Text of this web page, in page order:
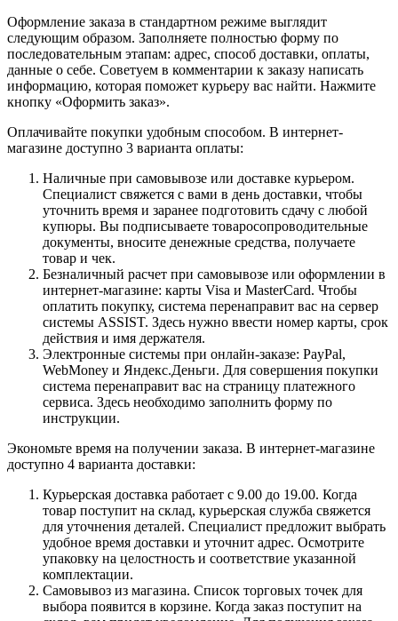
Оформление заказа в стандартном режиме выглядит
следующим образом. Заполняете полностью форму по
последовательным этапам: адрес, способ доставки, оплаты,
данные о себе. Советуем в комментарии к заказу написать
информацию, которая поможет курьеру вас найти. Нажмите
кнопку «Оформить заказ».
Оплачивайте покупки удобным способом. В интернет-
магазине доступно 3 варианта оплаты:
Наличные при самовывозе или доставке курьером.
Специалист свяжется с вами в день доставки, чтобы
уточнить время и заранее подготовить сдачу с любой
купюры. Вы подписываете товаросопроводительные
документы, вносите денежные средства, получаете
товар и чек.
Безналичный расчет при самовывозе или оформлении в
интернет-магазине: карты Visa и MasterCard. Чтобы
оплатить покупку, система перенаправит вас на сервер
системы ASSIST. Здесь нужно ввести номер карты, срок
действия и имя держателя.
Электронные системы при онлайн-заказе: PayPal,
WebMoney и Яндекс.Деньги. Для совершения покупки
система перенаправит вас на страницу платежного
сервиса. Здесь необходимо заполнить форму по
инструкции.
Экономьте время на получении заказа. В интернет-магазине
доступно 4 варианта доставки:
Курьерская доставка работает с 9.00 до 19.00. Когда
товар поступит на склад, курьерская служба свяжется
для уточнения деталей. Специалист предложит выбрать
удобное время доставки и уточнит адрес. Осмотрите
упаковку на целостность и соответствие указанной
комплектации.
Самовывоз из магазина. Список торговых точек для
выбора появится в корзине. Когда заказ поступит на